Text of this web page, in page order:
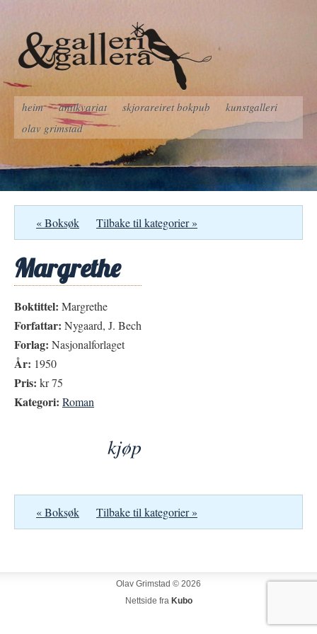
heim antikvariat skjorareiret bokpub
kunstgalleri
olav grimstad
« Boksøk Tilbake til kategorier »
Margrethe
Boktittel: Margrethe
Forfattar: Nygaard, J. Bech
Forlag: Nasjonalforlaget
År: 1950
Pris: kr 75
Kategori: Roman
kjøp
« Boksøk Tilbake til kategorier »
Olav Grimstad © 2026
Nettside fra Kubo